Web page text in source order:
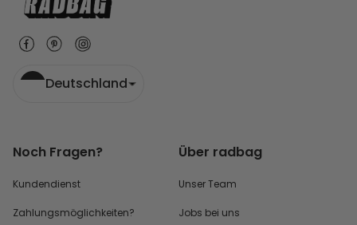
Deutschland
Noch Fragen?
Kundendienst
Zahlungsmöglichkeiten?
Über radbag
Unser Team
Jobs bei uns